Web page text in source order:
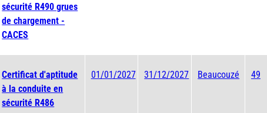
sécurité R490 grues
de chargement -
CACES
Certificat d'aptitude
à la conduite en
sécurité R486
01/01/2027 31/12/2027 Beaucouzé 49